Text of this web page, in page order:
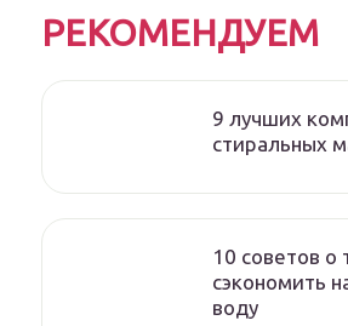
РЕКОМЕНДУЕМ
9 лучших
стиральных
10 советов о
сэкономить
воду